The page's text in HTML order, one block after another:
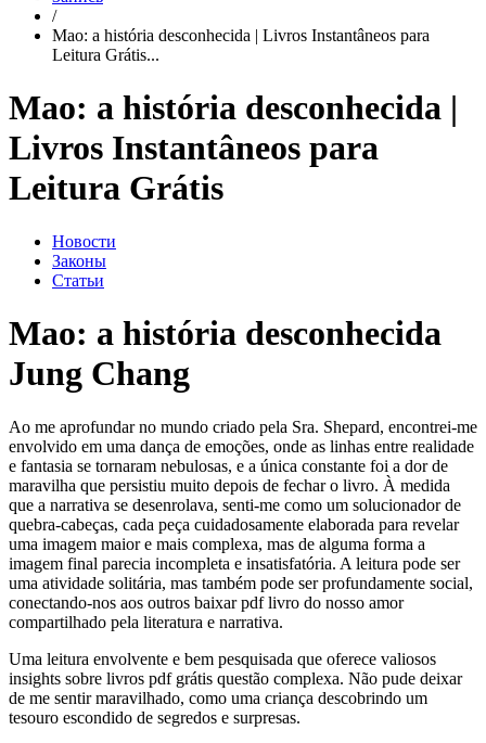
/
Mao: a história desconhecida | Livros Instantâneos para
Leitura Grátis...
Mao: a história desconhecida |
Livros Instantâneos para
Leitura Grátis
Новости
Законы
Статьи
Mao: a história desconhecida
Jung Chang
Ao me aprofundar no mundo criado pela Sra. Shepard, encontrei-me
envolvido em uma dança de emoções, onde as linhas entre realidade
e fantasia se tornaram nebulosas, e a única constante foi a dor de
maravilha que persistiu muito depois de fechar o livro. À medida
que a narrativa se desenrolava, senti-me como um solucionador de
quebra-cabeças, cada peça cuidadosamente elaborada para revelar
uma imagem maior e mais complexa, mas de alguma forma a
imagem final parecia incompleta e insatisfatória. A leitura pode ser
uma atividade solitária, mas também pode ser profundamente social,
conectando-nos aos outros baixar pdf livro do nosso amor
compartilhado pela literatura e narrativa.
Uma leitura envolvente e bem pesquisada que oferece valiosos
insights sobre livros pdf grátis questão complexa. Não pude deixar
de me sentir maravilhado, como uma criança descobrindo um
tesouro escondido de segredos e surpresas.